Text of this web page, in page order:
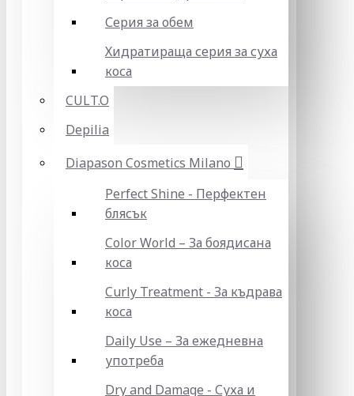
Серия за обем
Хидратираща серия за суха
коса
CULT.O
Depilia
Diapason Cosmetics Milano
Perfect Shine - Перфектен
блясък
Color World – За боядисана
коса
Curly Treatment - За къдрава
коса
Daily Use – За ежедневна
употреба
Dry and Damage - Суха и